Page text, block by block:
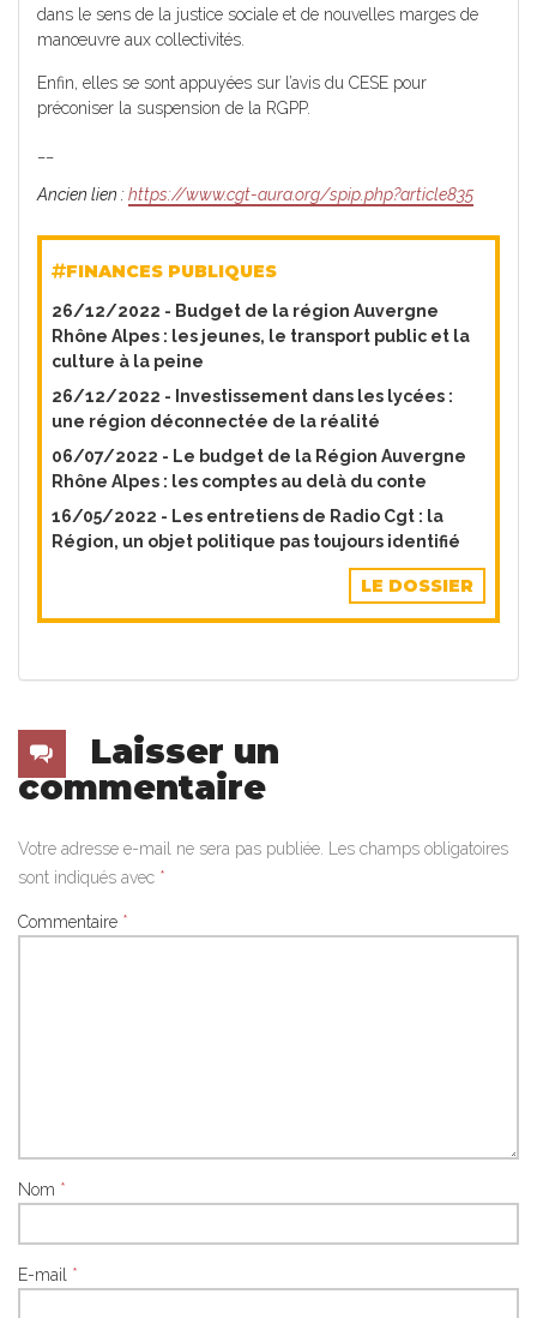
dans le sens de la justice sociale et de nouvelles marges de
manœuvre aux collectivités.
Enfin, elles se sont appuyées sur l’avis du CESE pour
préconiser la suspension de la RGPP.
Ancien lien :https://www.cgt-aura.org/spip.php?article835
FINANCES PUBLIQUES
26/12/2022 - Budget de la région Auvergne
Rhône Alpes : les jeunes, le transport public et la
culture à la peine
26/12/2022 - Investissement dans les lycées :
une région déconnectée de la réalité
06/07/2022 - Le budget de la Région Auvergne
Rhône Alpes : les comptes au delà du conte
16/05/2022 - Les entretiens de Radio Cgt : la
Région, un objet politique pas toujours identifié
LE DOSSIER
Laisser un
commentaire
Votre adresse e-mail ne sera pas publiée.
Les champs obligatoires
sont indiqués avec *
Commentaire *
Nom *
E-mail *